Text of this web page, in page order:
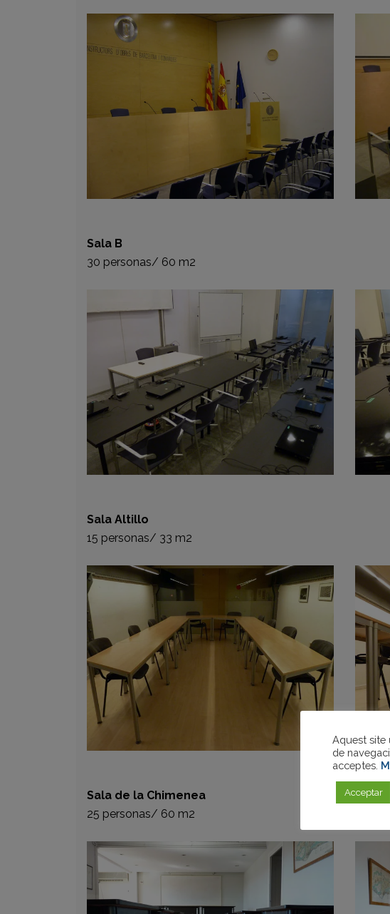
Sala B
30 personas/ 60 m2
Sala Altillo
15 personas/ 33 m2
Sala de la Chimenea
25 personas/ 60 m2
Aquest site
de
acceptes.
Acceptar